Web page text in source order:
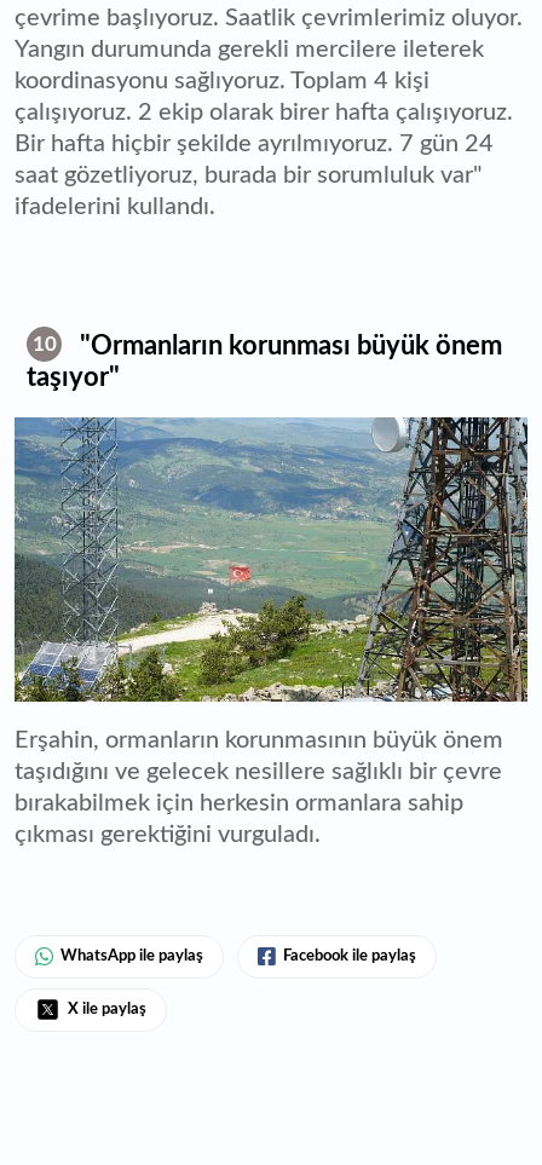
çevrime başlıyoruz. Saatlik çevrimlerimiz oluyor.
Yangın durumunda gerekli mercilere ileterek
koordinasyonu sağlıyoruz. Toplam 4 kişi
çalışıyoruz. 2 ekip olarak birer hafta çalışıyoruz.
Bir hafta hiçbir şekilde ayrılmıyoruz. 7 gün 24
saat gözetliyoruz, burada bir sorumluluk var"
ifadelerini kullandı.
10
"Ormanların korunması büyük önem
taşıyor"
Erşahin, ormanların korunmasının büyük önem
taşıdığını ve gelecek nesillere sağlıklı bir çevre
bırakabilmek için herkesin ormanlara sahip
çıkması gerektiğini vurguladı.
WhatsApp ile paylaş Facebook ile paylaş
X ile paylaş